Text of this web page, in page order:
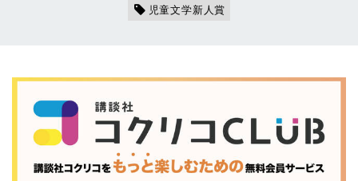
児童文学新人賞